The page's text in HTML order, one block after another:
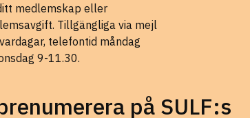
medlemskap eller
Tillgängliga via mejl
telefontid måndag
9-11.30.
på SULF:s